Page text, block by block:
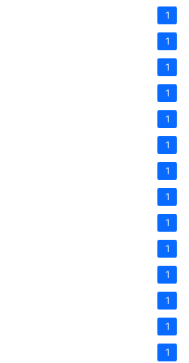
1
1
1
1
1
1
1
1
1
1
1
1
1
1